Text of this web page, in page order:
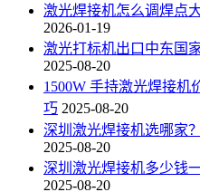
激光焊接机怎么调焊点
2026-01-19
激光打标机出口中东国
2025-08-20
1500W 手持激光焊接机
巧 2025-08-20
深圳激光焊接机选哪家
2025-08-20
深圳激光焊接机多少钱
2025-08-20